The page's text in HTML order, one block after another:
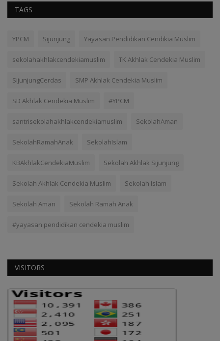
TAGS
YPCM Sijunjung Yayasan Pendidikan Cendikia Muslim
sekolahakhlakcendekiamuslim TK Akhlak Cendekia Muslim
SijunjungCerdas SMP Akhlak Cendekia Muslim
SD Akhlak Cendekia Muslim #YPCM
santrisekolahakhlakcendekiamuslim SekolahAman
SekolahRamahAnak SekolahIslam
KBAkhlakCendekiaMuslim Sekolah Akhlak Sijunjung
Sekolah Akhlak Cendekia Muslim Sekolah Islam
Sekolah Aman Sekolah Ramah Anak
#yayasan pendidikan cendekia muslim
VISITORS